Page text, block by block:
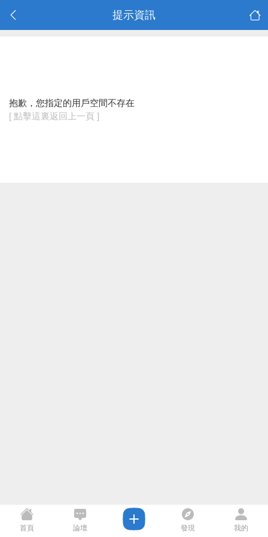
提示資訊
抱歉，您指定的用戶空間不存在
[ 點擊這裏返回上一頁 ]
首頁 論壇 發現 我的